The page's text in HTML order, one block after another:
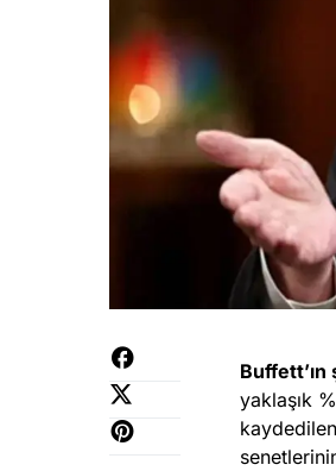
yaklaşık